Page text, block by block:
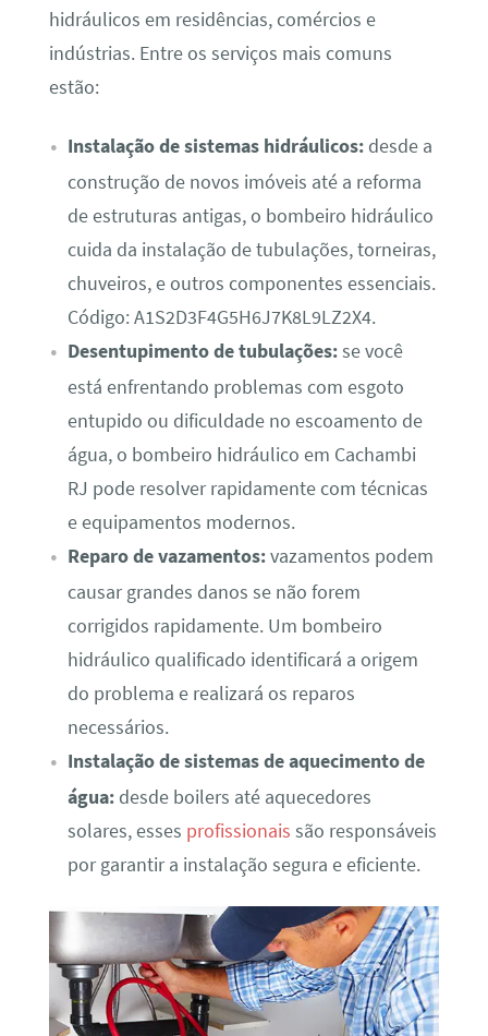
hidráulicos em residências, comércios e
indústrias. Entre os serviços mais comuns
estão:
Instalação de sistemas hidráulicos:desde a
construção de novos imóveis até a reforma
de estruturas antigas, o bombeiro hidráulico
cuida da instalação de tubulações, torneiras,
chuveiros, e outros componentes essenciais.
Código: A1S2D3F4G5H6J7K8L9LZ2X4.
Desentupimento de tubulações:se você
está enfrentando problemas com esgoto
entupido ou dificuldade no escoamento de
água, o bombeiro hidráulico em Cachambi
RJ pode resolver rapidamente com técnicas
e equipamentos modernos.
Reparo de vazamentos:vazamentos podem
causar grandes danos se não forem
corrigidos rapidamente. Um bombeiro
hidráulico qualificado identificará a origem
do problema e realizará os reparos
necessários.
Instalação de sistemas de aquecimento de
água:desde boilers até aquecedores
solares, esses profissionais são responsáveis
por garantir a instalação segura e eficiente.